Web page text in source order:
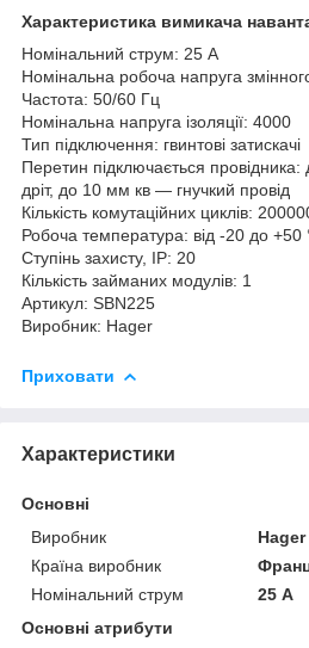
Характеристика вимикача
Номінальний струм: 25 А
Номінальна робоча напруга
Частота: 50/60 Гц
Номінальна напруга ізоляції: 4000
Тип підключення: гвинтові затискачі
Перетин підключається
дріт, до 10 мм кв ― гнучкий провід
Кількість комутаційних циклів:
Робоча температура: від -20 до +50
Ступінь захисту, IP: 20
Кількість займаних модулів: 1
Артикул: SBN225
Виробник: Hager
Приховати
Характеристики
Основні
Виробник
Hager
Країна виробник
Номінальний струм
25 А
Основні атрибути